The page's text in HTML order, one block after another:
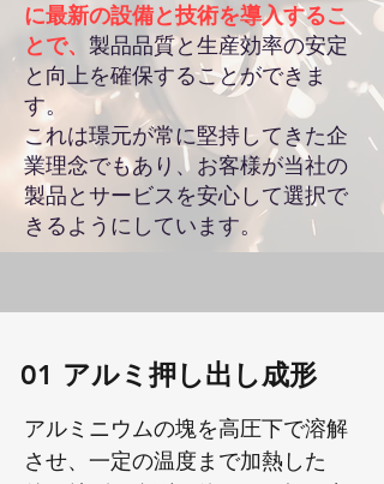
に最新の設備と技術を導入するこ
とで、 製品品質と生産効率の安定
と向上を確保することができま
す。
これは璟元が常に堅持してきた企
業理念でもあり、お客様が当社の
製品とサービスを安心して選択で
きるようにしています。
01 アルミ押し出し成形
アルミニウムの塊を高圧下で溶解
させ、一定の温度まで加熱した